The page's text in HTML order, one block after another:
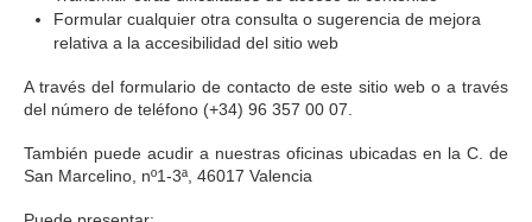
Formular cualquier otra consulta o sugerencia de mejora
relativa a la accesibilidad del sitio web
A través del formulario de contacto de este sitio web o a través
del número de teléfono (+34) 96 357 00 07.
También puede acudir a nuestras oficinas ubicadas en la C. de
San Marcelino, nº1-3ª, 46017 Valencia